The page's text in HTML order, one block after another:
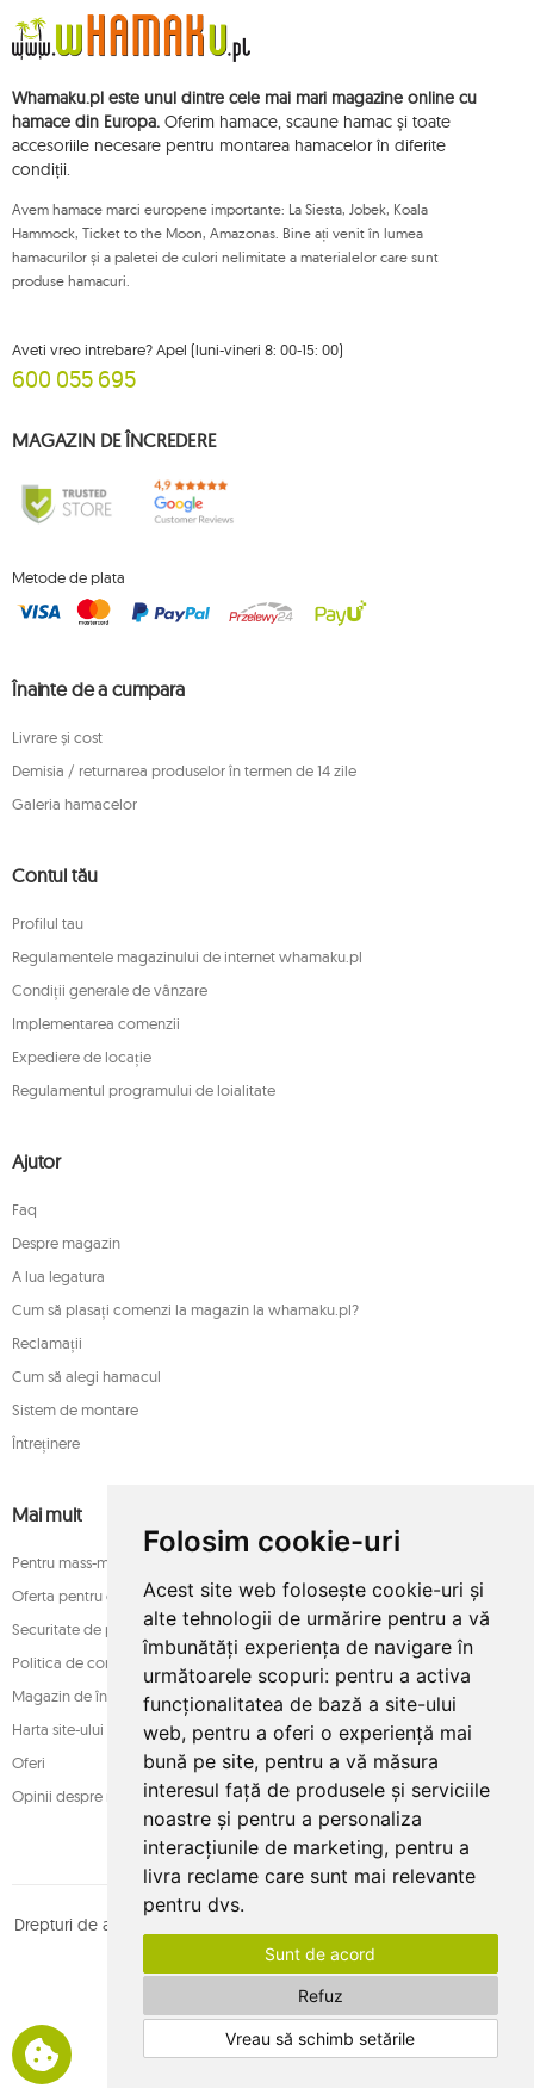
Folosim cookie-uri
Acest site web folosește cookie-uri și
alte tehnologii de urmărire pentru a vă
îmbunătăți experiența de navigare în
următoarele scopuri: pentru a activa
funcționalitatea de bază a site-ului
web, pentru a oferi o experiență mai
bună pe site, pentru a vă măsura
interesul față de produsele și serviciile
noastre și pentru a personaliza
interacțiunile de marketing, pentru a
livra reclame care sunt mai relevante
pentru dvs.
Sunt de acord
Refuz
Vreau să schimb setările
stocate până când vă dezabonați.
Veți avea dreptul să accesați, să rectificați, să ștergeți, să limitați prelucrarea
și să vă opuneți prelucrării datelor dvs. cu caracter personal, precum și
plângere privind prelucrarea acestor date și retrageți, în orice moment,
consimțământul dvs. pentru prelucrarea datelor dvs. personale, cu o astfel
de retragere care nu afectează legalitatea prelucrării efectuate anterior
acestora. Pentru a exercita oricare dintre drepturile menționate mai sus, vă
rugăm să contactați departamentul de servicii pentru clienți Mouton
Pentru mai multe informații, vă rugăm să vizitați: www.mouton.pl/ODO
Whamaku.pl este unul dintre cele mai mari magazine online cu
hamace din Europa. Oferim hamace, scaune hamac și toate
accesoriile necesare pentru montarea hamacelor în diferite
condiții.
Avem hamace marci europene importante: La Siesta, Jobek, Koala
Hammock, Ticket to the Moon, Amazonas. Bine ați venit în lumea
hamacurilor și a paletei de culori nelimitate a materialelor care sunt
produse hamacuri.
Aveti vreo intrebare? Apel (luni-vineri 8: 00-15: 00)
600 055 695
MAGAZIN DE ÎNCREDERE
Metode de plata
Înainte de a cumpara
Livrare și cost
Demisia / returnarea produselor în termen de 14 zile
Galeria hamacelor
Contul tău
Profilul tau
Regulamentele magazinului de internet whamaku.pl
Condiții generale de vânzare
Implementarea comenzii
Expediere de locație
Regulamentul programului de loialitate
Ajutor
Faq
Despre magazin
A lua legatura
Cum să plasați comenzi la magazin la whamaku.pl?
Reclamații
Cum să alegi hamacul
Sistem de montare
Întreținere
Mai mult
Pentru mass-media
Oferta pentru companii
Securitate de plată
Politica de confidențialitate
Magazin de încredere
Harta site-ului
Oferi
Opinii despre magazin
Drepturi de autor © whamaku.pl. Toate drepturile rezervate. Proiectat
MOUTON interactive